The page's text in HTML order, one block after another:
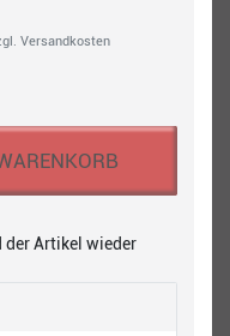
Versandkosten
der Artikel wieder